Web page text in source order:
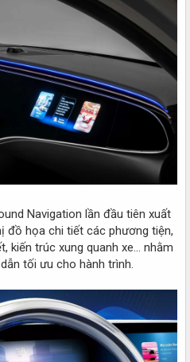
Navigation lần đầu tiên xuất
đồ họa chi tiết các phương tiện,
kiến trúc xung quanh xe... nhằm
tối ưu cho hành trình.